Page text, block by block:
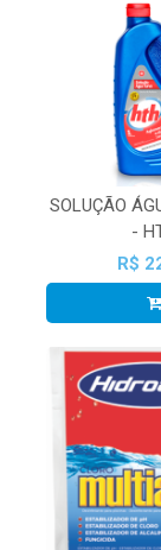
SOLUÇÃO
-
R$